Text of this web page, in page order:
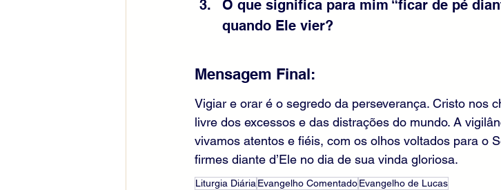
O que significa para mim “ficar de pé
quando Ele vier?
Mensagem Final:
Vigiar e orar é o segredo da perseverança. Cristo nos
livre dos excessos e das distrações do mundo. A
vivamos atentos e fiéis, com os olhos voltados para o
firmes diante d’Ele no dia de sua vinda gloriosa.
Liturgia DiáriaEvangelho ComentadoEvangelho de Lucas